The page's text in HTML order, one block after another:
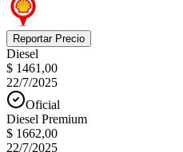
Reportar Precio
Diesel
$ 1461,00
22/7/2025
Oficial
Diesel Premium
$ 1662,00
22/7/2025